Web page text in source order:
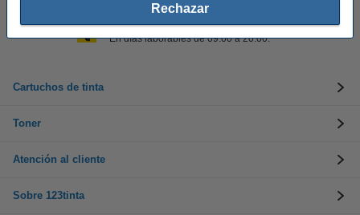
Rechazar
Llámanos al 900 123 247
En días laborables de 09:00 a 20:00.
Cartuchos de tinta
Toner
Atención al cliente
Sobre 123tinta